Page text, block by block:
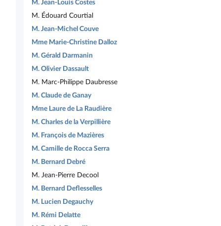
M. Jean-Louis Costes
M. Édouard Courtial
M. Jean-Michel Couve
Mme Marie-Christine Dalloz
M. Gérald Darmanin
M. Olivier Dassault
M. Marc-Philippe Daubresse
M. Claude de Ganay
Mme Laure de La Raudière
M. Charles de la Verpillière
M. François de Mazières
M. Camille de Rocca Serra
M. Bernard Debré
M. Jean-Pierre Decool
M. Bernard Deflesselles
M. Lucien Degauchy
M. Rémi Delatte